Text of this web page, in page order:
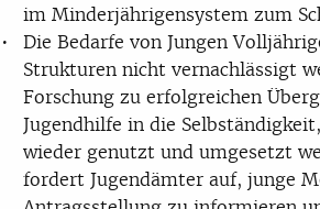
im Minderjährigensystem zum
Die Bedarfe von Jungen
Strukturen nicht vernachlässigt
Forschung zu erfolgreichen
Jugendhilfe in die
wieder genutzt und umgesetzt
fordert Jugendämter auf, junge